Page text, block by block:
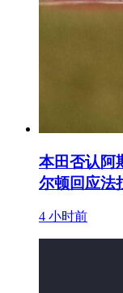
本田否认阿
尔顿回应法
4 小时前